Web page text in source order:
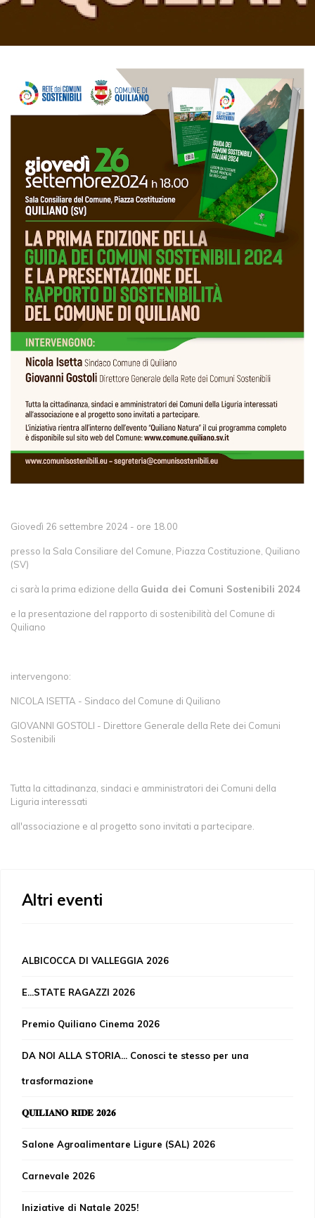
Giovedì 26 settembre 2024 - ore 18.00
presso la Sala Consiliare del Comune, Piazza Costituzione, Quiliano
(SV)
ci sarà la prima edizione della Guida dei Comuni Sostenibili 2024
e la presentazione del rapporto di sostenibilità del Comune di
Quiliano
intervengono:
NICOLA ISETTA - Sindaco del Comune di Quiliano
GIOVANNI GOSTOLI - Direttore Generale della Rete dei Comuni
Sostenibili
Tutta la cittadinanza, sindaci e amministratori dei Comuni della
Liguria interessati
all'associazione e al progetto sono invitati a partecipare.
Altri eventi
ALBICOCCA DI VALLEGGIA 2026
E...STATE RAGAZZI 2026
Premio Quiliano Cinema 2026
DA NOI ALLA STORIA... Conosci te stesso per una
trasformazione
𝐐𝐔𝐈𝐋𝐈𝐀𝐍𝐎 𝐑𝐈𝐃𝐄 𝟐𝟎𝟐𝟔
Salone Agroalimentare Ligure (SAL) 2026
Carnevale 2026
Iniziative di Natale 2025!